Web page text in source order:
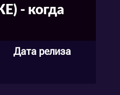
- когда
Дата релиза